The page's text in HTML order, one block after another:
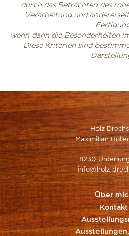
durch das Betrachten des
Verarbeitung und
wenn dann die Besonderheiten
Diese Kriterien sind
Holz
Maximilian
8230
info@holz-
Über
Kontakt